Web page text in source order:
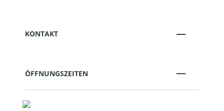
KONTAKT
ÖFFNUNGSZEITEN